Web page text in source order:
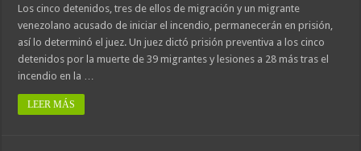
Los cinco detenidos, tres de ellos de migración y un migrante
venezolano acusado de iniciar el incendio, permanecerán en prisión,
así lo determinó el juez. Un juez dictó prisión preventiva a los cinco
detenidos por la muerte de 39 migrantes y lesiones a 28 más tras el
incendio en la …
LEER MÁS